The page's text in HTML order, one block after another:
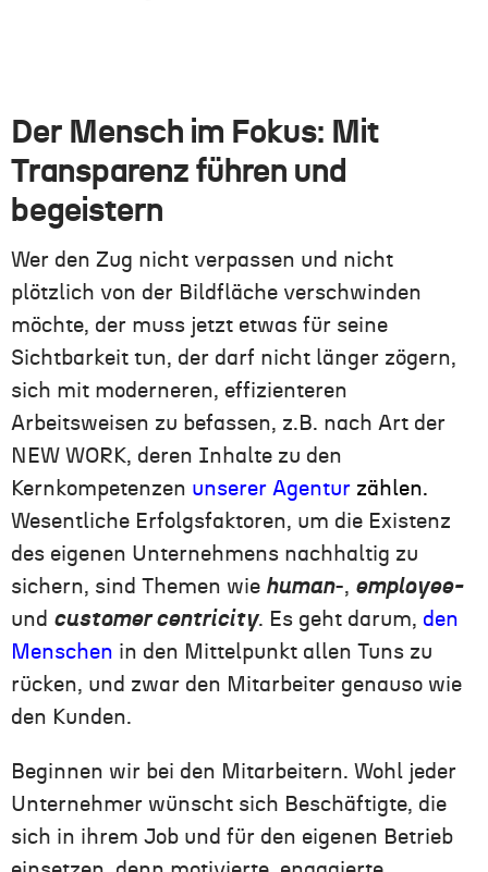
Der Mensch im Fokus: Mit
Transparenz führen und
begeistern
Wer den Zug nicht verpassen und nicht
plötzlich von der Bildfläche verschwinden
möchte, der muss jetzt etwas für seine
Sichtbarkeit tun, der darf nicht länger zögern,
sich mit moderneren, effizienteren
Arbeitsweisen zu befassen, z.B. nach Art der
NEW WORK, deren Inhalte zu den
Kernkompetenzen unserer Agentur zählen.
Wesentliche Erfolgsfaktoren, um die Existenz
des eigenen Unternehmens nachhaltig zu
sichern, sind Themen wie human-, employee-
und customer centricity. Es geht darum, den
Menschen in den Mittelpunkt allen Tuns zu
rücken, und zwar den Mitarbeiter genauso wie
den Kunden.
Beginnen wir bei den Mitarbeitern. Wohl jeder
Unternehmer wünscht sich Beschäftigte, die
sich in ihrem Job und für den eigenen Betrieb